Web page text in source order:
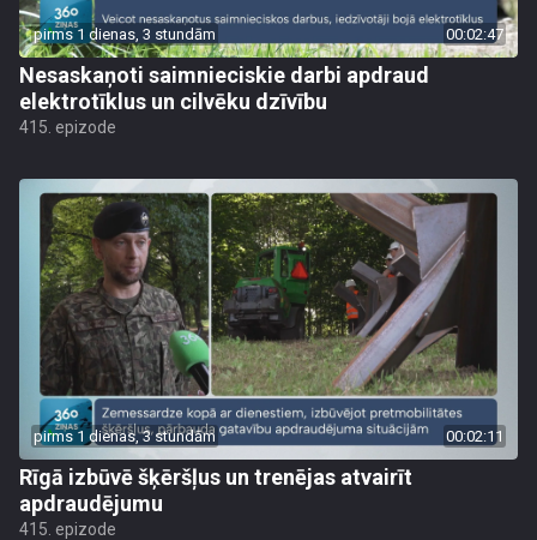
pirms 1 dienas, 3 stundām 00:02:47
Nesaskaņoti saimnieciskie darbi apdraud
elektrotīklus un cilvēku dzīvību
415. epizode
pirms 1 dienas, 3 stundām 00:02:11
Rīgā izbūvē šķēršļus un trenējas atvairīt
apdraudējumu
415. epizode